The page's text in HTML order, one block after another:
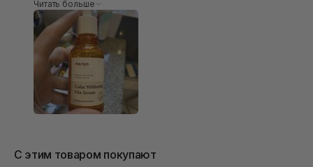
користування замітила що зникли дрібні сліди
пост акне. Подобаєтсья цитрусовий запах☺️
Читать больше
С этим товаром покупают